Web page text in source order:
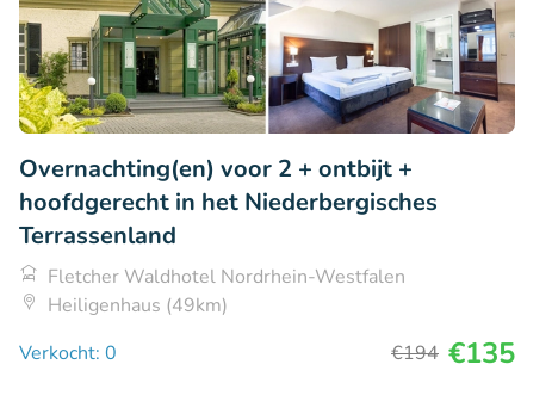
Overnachting(en) voor 2 + ontbijt +
hoofdgerecht in het Niederbergisches
Terrassenland
Fletcher Waldhotel Nordrhein-Westfalen
Heiligenhaus (49km)
Verkocht: 0
€194 €135